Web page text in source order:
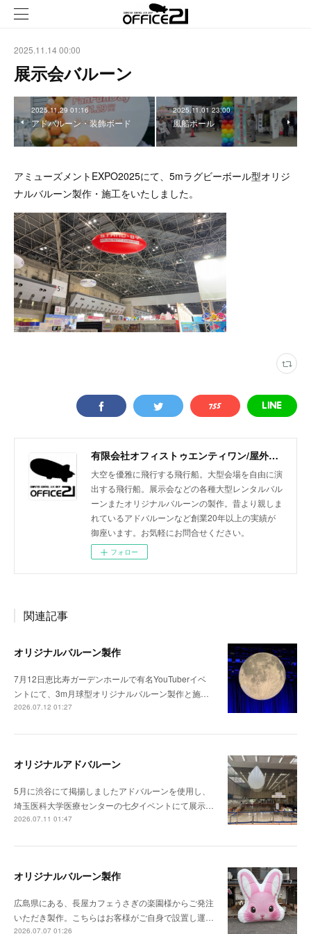
2025.11.14 00:00
展示会バルーン
2025.11.29 01:16
アドバルーン・装飾ボード
2025.11.01 23:00
風船ポール
アミューズメントEXPO2025にて、5mラグビーボール型オリジ
ナルバルーン製作・施工をいたしました。
有限会社オフィストゥエンティワン/屋外・屋内飛行船/大型バルーン/アドバルーン/バルーン装飾等イベント装飾
大空を優雅に飛行する飛行船。大型会場を自由に演
出する飛行船。展示会などの各種大型レンタルバル
ーンまたオリジナルバルーンの製作。昔より親しま
れているアドバルーンなど創業20年以上の実績が
御座います。お気軽にお問合せください。
フォロー
関連記事
オリジナルバルーン製作
7月12日恵比寿ガーデンホールで有名YouTuberイベ
ントにて、3m月球型オリジナルバルーン製作と施…
2026.07.12 01:27
オリジナルアドバルーン
5月に渋谷にて掲揚しましたアドバルーンを使用し、
埼玉医科大学医療センターの七夕イベントにて展示…
2026.07.11 01:47
オリジナルバルーン製作
広島県にある、長屋カフェうさぎの楽園様からご発注
いただき製作。こちらはお客様がご自身で設置し運…
2026.07.07 01:26